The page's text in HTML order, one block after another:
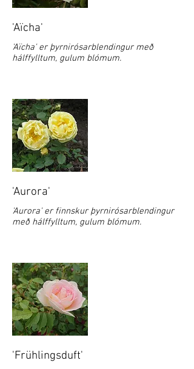
'Aïcha'
'Aïcha' er þyrnirósarblendingur með
hálffylltum, gulum blómum.
'Aurora'
'Aurora' er finnskur þyrnirósarblendingur
með hálffylltum, gulum blómum.
'Frühlingsduft'